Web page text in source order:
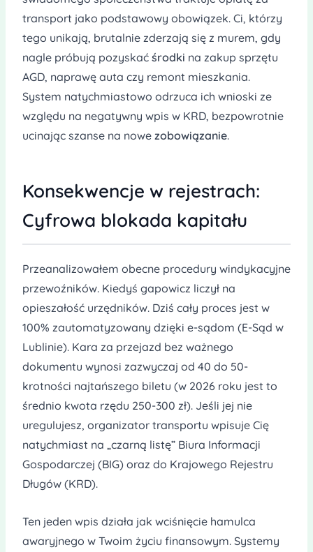
transport jako podstawowy obowiązek. Ci, którzy
tego unikają, brutalnie zderzają się z murem, gdy
nagle próbują pozyskać środki na zakup sprzętu
AGD, naprawę auta czy remont mieszkania.
System natychmiastowo odrzuca ich wnioski ze
względu na negatywny wpis w KRD, bezpowrotnie
ucinając szanse na nowe zobowiązanie.
Konsekwencje w rejestrach:
Cyfrowa blokada kapitału
Przeanalizowałem obecne procedury windykacyjne
przewoźników. Kiedyś gapowicz liczył na
opieszałość urzędników. Dziś cały proces jest w
100% zautomatyzowany dzięki e-sądom (E-Sąd w
Lublinie). Kara za przejazd bez ważnego
dokumentu wynosi zazwyczaj od 40 do 50-
krotności najtańszego biletu (w 2026 roku jest to
średnio kwota rzędu 250-300 zł). Jeśli jej nie
uregulujesz, organizator transportu wpisuje Cię
natychmiast na „czarną listę” Biura Informacji
Gospodarczej (BIG) oraz do Krajowego Rejestru
Długów (KRD).
Ten jeden wpis działa jak wciśnięcie hamulca
awaryjnego w Twoim życiu finansowym. Systemy